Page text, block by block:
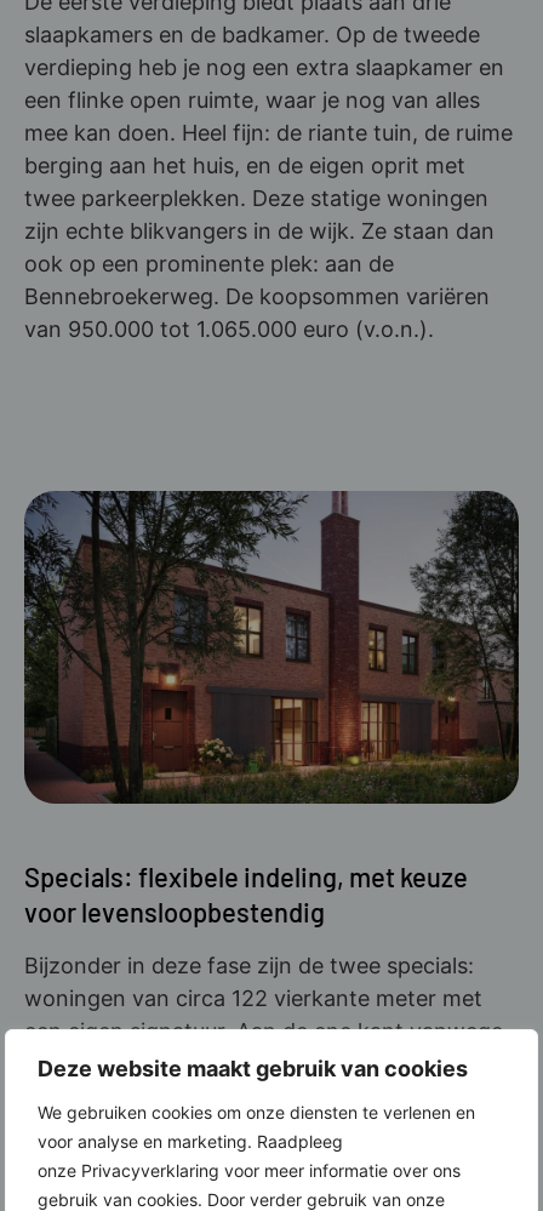
Deze website maakt gebruik van cookies
We gebruiken cookies om onze diensten te verlenen en
voor analyse en marketing. Raadpleeg
onze Privacyverklaring voor meer informatie over ons
gebruik van cookies. Door verder gebruik van onze
slaapkamers en de badkamer. Op de tweede
verdieping heb je nog een extra slaapkamer en
een flinke open ruimte, waar je nog van alles
mee kan doen. Heel fijn: de riante tuin, de ruime
berging aan het huis, en de eigen oprit met
twee parkeerplekken. Deze statige woningen
zijn echte blikvangers in de wijk. Ze staan dan
ook op een prominente plek: aan de
Bennebroekerweg. De koopsommen variëren
van 950.000 tot 1.065.000 euro (v.o.n.).
Specials: flexibele indeling, met keuze
voor levensloopbestendig
Bijzonder in deze fase zijn de twee specials:
woningen van circa 122 vierkante meter met
een eigen signatuur. Aan de ene kant vanwege
de mooie geveldetails. Aan de andere kant
voor een indeling die het mogelijk maakt om
helemaal op de begane grond te gaan wonen.
Je hebt in die variant je woonkamer, keuken,